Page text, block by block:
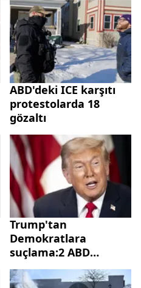
ABD'deki ICE karşıtı
protestolarda 18
gözaltı
Trump'tan
Demokratlara
suçlama:2 ABD
vatandaşını
öldürdünüz